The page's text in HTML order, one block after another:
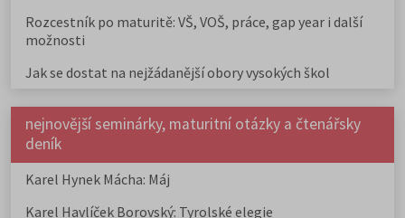
Rozcestník po maturitě: VŠ, VOŠ, práce, gap year i další
možnosti
Jak se dostat na nejžádanější obory vysokých škol
nejnovější seminárky, maturitní otázky a čtenářsky
deník
Karel Hynek Mácha: Máj
Karel Havlíček Borovský: Tyrolské elegie